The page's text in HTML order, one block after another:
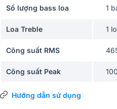
Số lượng bass loa 1
Loa Treble 1
Công suất RMS
Công suất Peak
Tần số đáp tuyến
Hướng dẫn sử dụng